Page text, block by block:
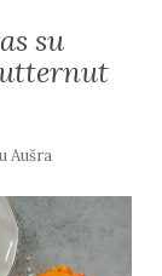
su
Aušra